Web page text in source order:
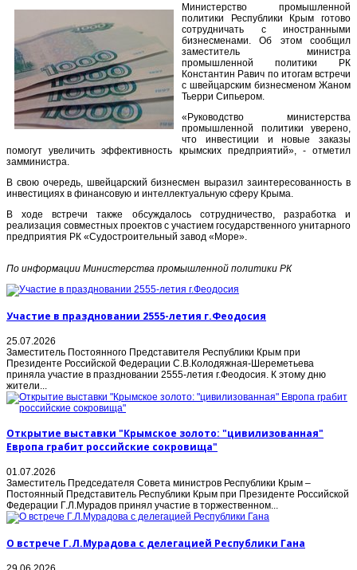
Министерство промышленной
политики Республики Крым готово
сотрудничать с иностранными
бизнесменами. Об этом сообщил
заместитель министра
промышленной политики РК
Константин Равич по итогам встречи
с швейцарским бизнесменом Жаном
Тьерри Сипьером.
«Руководство министерства
промышленной политики уверено,
что инвестиции и новые заказы
помогут увеличить эффективность крымских предприятий», - отметил
замминистра.
В свою очередь, швейцарский бизнесмен выразил заинтересованность в
инвестициях в финансовую и интеллектуальную сферу Крыма.
В ходе встречи также обсуждалось сотрудничество, разработка и
реализация совместных проектов с участием государственного унитарного
предприятия РК «Судостроительный завод «Море».
По информации Министерства промышленной политики РК
Участие в праздновании 2555-летия г.Феодосия
25.07.2026
Заместитель Постоянного Представителя Республики Крым при
Президенте Российской Федерации С.В.Колодяжная-Шереметьева
приняла участие в праздновании 2555-летия г.Феодосия. К этому дню
жители...
Открытие выставки "Крымское золото: "цивилизованная"
Европа грабит российские сокровища"
01.07.2026
Заместитель Председателя Совета министров Республики Крым –
Постоянный Представитель Республики Крым при Президенте Российской
Федерации Г.Л.Мурадов принял участие в торжественном...
О встрече Г.Л.Мурадова с делегацией Республики Гана